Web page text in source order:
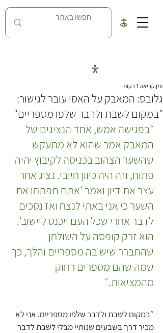
גלובס: המאבק על האסי עובר לגישור:
"במקום לשבת ולדבר שלפו מספריים"
זמן קריאה 1 דקות
״בפגישה אמש, אחד הנציגים של
המאבק אמר שהוא לא מתעקש
שהשער הצהוב בכניסה לקיבוץ יהיה
פתוח, וזה היה כיוון חיובי. נציג אחר
עצר את דיון ואמר 'אתם תפתחו את
השער כי אני באתי לנצח ואז נסכים
לדבר אחרי שכל העם ייכנס ליישוב'.
הוא זרק קופסה על השולחן
שהתברר שיש בה מספריים והלך, כך
שמה שהם מספרים רחוק
מהמציאות.״
״במקום לשבת ולדבר שלפו מספריים. אני לא
מכיר דרך בשבעים שנותיי מבלי לשבת לדבר